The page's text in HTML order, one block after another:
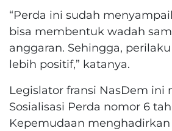
“Perda ini sudah
bisa membentuk wadah
anggaran. Sehingga,
lebih positif,” katanya.
Legislator fransi NasDem ini
Sosialisasi Perda nomor 6
Kepemudaan